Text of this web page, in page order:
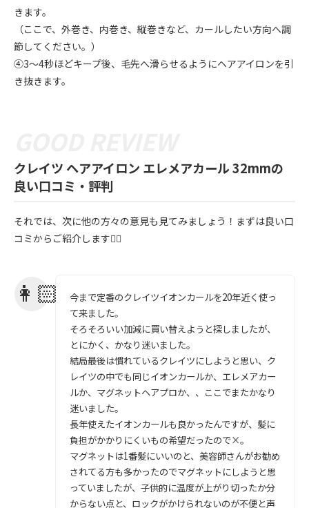
きます。
（ここで、外巻き、内巻き、縦巻きなど、カールしたい方向へ調
節してください。）
④3〜4秒ほどキープ後、毛先へ滑らせるようにヘアアイロンを引
き抜きます。
クレイツ ヘアアイロン エレメアカール 32mmの
良い口コミ・評判
それでは、次に他の方々の意見も見てみましょう！まずは良い口
コミからご紹介します💁‍♀️
今まで定番のクレイツイオンカールを20年近く使っ
て来ました。
そろそろいい加減に買い替えようと探しましたが、
とにかく、かなり迷いました。
結局最後は慣れているクレイツにしようと思い、ク
レイツの中でも同じイオンカールか、エレメアカー
ルか、マグネットヘアプロか、、ここでまたかなり
迷いました。
長年使えたイオンカールも良かったんですが、髪に
負担がかかりにくいもの希望だったので×。
マグネットは1番髪にいいのと、美容師さんがお勧め
されてる方も多かったのでマグネットにしようと思
っていましたが、子供的に温度が上がり切ったか分
からない点と、ロックがかけられないのが不便と声